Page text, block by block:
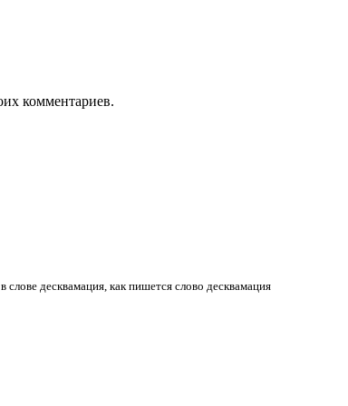
комментариев.
слове десквамация, как пишется слово десквамация